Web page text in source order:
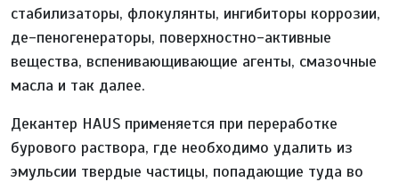
стабилизаторы, флокулянты, ингибиторы коррозии,
де-пеногенераторы, поверхностно-активные
вещества, вспенивающивающие агенты, смазочные
масла и так далее.
Декантер HAUS применяется при переработке
бурового раствора, где необходимо удалить из
эмульсии твердые частицы, попадающие туда во